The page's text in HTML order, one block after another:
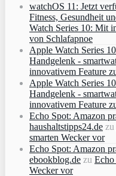
watchOS 11: Jetzt
Fitness, Gesundheit
Watch Series 10: Mit
von Schlafapnoe
Apple Watch Series
Handgelenk -
innovativem Feature
Apple Watch Series
Handgelenk -
innovativem Feature
Echo Spot: Amazon
haushaltstipps24.de zu
smarten Wecker vor
Echo Spot: Amazon
ebookblog.de zu Echo
Wecker vor